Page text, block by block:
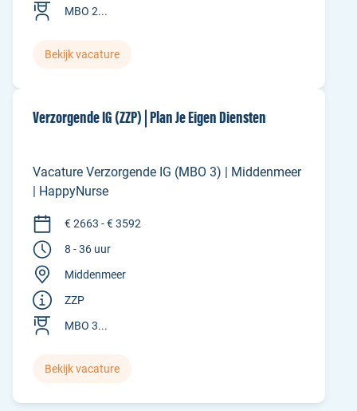
MBO 2...
Bekijk vacature
Verzorgende IG (ZZP) | Plan Je Eigen Diensten
Vacature Verzorgende IG (MBO 3) | Middenmeer
| HappyNurse
€ 2663 - € 3592
8 - 36 uur
Middenmeer
ZZP
MBO 3...
Bekijk vacature